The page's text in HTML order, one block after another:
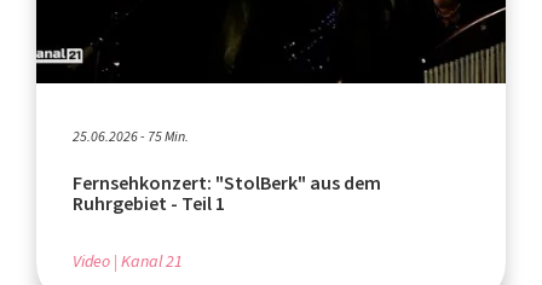
25.06.2026 - 75 Min.
Fernsehkonzert: "StolBerk" aus dem
Ruhrgebiet - Teil 1
Video Kanal 21